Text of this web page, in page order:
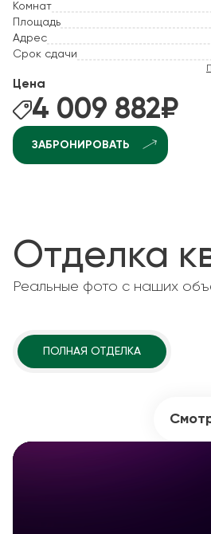
Комнат
Площадь
Адрес
Срок сдачи
Цена
4 009 882₽
ЗАБРОНИРОВАТЬ
Отделка
Реальные фото с наших
ПОЛНАЯ ОТДЕЛКА